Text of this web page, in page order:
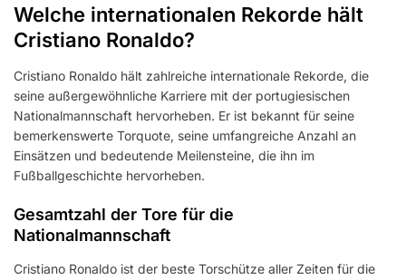
Welche internationalen Rekorde hält
Cristiano Ronaldo?
Cristiano Ronaldo hält zahlreiche internationale Rekorde, die
seine außergewöhnliche Karriere mit der portugiesischen
Nationalmannschaft hervorheben. Er ist bekannt für seine
bemerkenswerte Torquote, seine umfangreiche Anzahl an
Einsätzen und bedeutende Meilensteine, die ihn im
Fußballgeschichte hervorheben.
Gesamtzahl der Tore für die
Nationalmannschaft
Cristiano Ronaldo ist der beste Torschütze aller Zeiten für die